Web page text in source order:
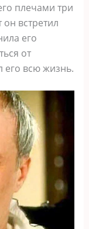
плечами три
встретил
его
от
его всю жизнь.